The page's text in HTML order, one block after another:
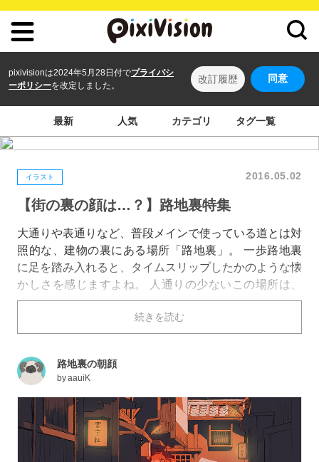
pixivisionは2024年5月28日付でプライバシ
ーポリシーを改定しました。
改訂履歴 同意
最新 人気 カテゴリ タグ一覧
イラスト 2016.05.02
【街の裏の顔は…？】路地裏特集
大通りや表通りなど、普段メインで使っている道とは対
照的な、建物の裏にある場所「路地裏」。 一歩路地裏
に足を踏み入れると、タイムスリップしたかのような懐
かしさを感じますよね。 人通りの少ないこの場所は、
街の裏側の顔とも言え、寂しげながら落ち着いた独特の
雰囲気を漂わせています。 今回は、そんな路地裏の光
景が描かれたイラストを特集しました！
続きを読む
路地裏の朝顔
byaauiK